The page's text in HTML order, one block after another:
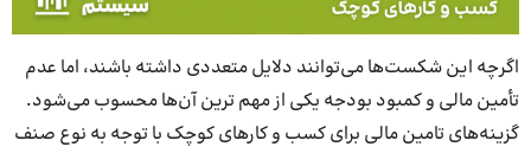
اگرچه این شکست‌ها می‌توانند دلایل متعددی داشته باشند، اما عدم
تأمین مالی و کمبود بودجه یکی از مهم ترین آن‌ها محسوب می‌شود.
گزینه‌های تامین مالی برای کسب و کارهای کوچک با توجه به نوع صنف